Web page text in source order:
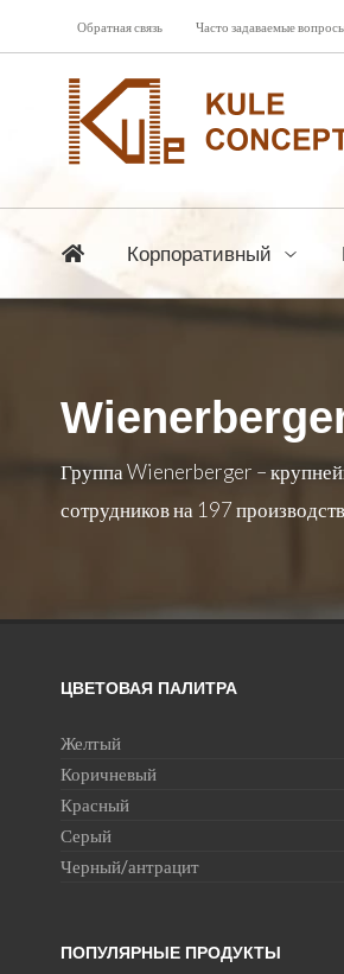
Обратная связь Часто задаваемые
Корпоративный
Группа Wienerberger –
сотрудников на 197
ЦВЕТОВАЯ ПАЛИТРА
Желтый
Коричневый
Красный
Серый
Черный/антрацит
ПОПУЛЯРНЫЕ ПРОДУКТЫ